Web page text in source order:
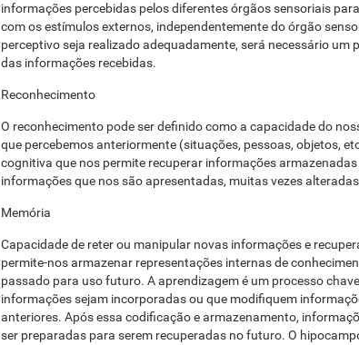
informações percebidas pelos diferentes órgãos sensoriais
com os estímulos externos, independentemente do órgão
perceptivo seja realizado adequadamente, será necessário um
das informações recebidas.
Reconhecimento
O reconhecimento pode ser definido como a capacidade do
que percebemos anteriormente (situações, pessoas, objetos,
cognitiva que nos permite recuperar informações
informações que nos são apresentadas, muitas vezes
Memória
Capacidade de reter ou manipular novas informações e
permite-nos armazenar representações internas de
passado para uso futuro. A aprendizagem é um processo
informações sejam incorporadas ou que modifiquem
anteriores. Após essa codificação e armazenamento,
ser preparadas para serem recuperadas no futuro. O